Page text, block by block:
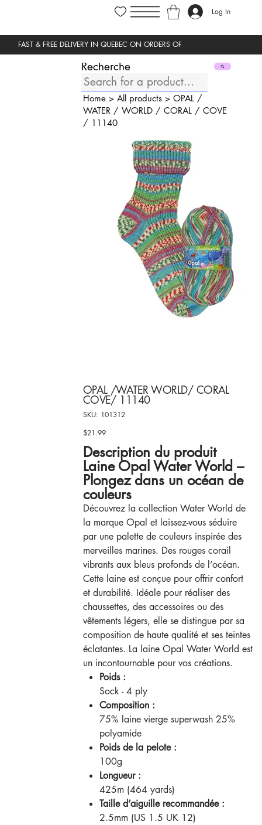
Log In
Recherche
Home> All products> OPAL /
WATER / WORLD / CORAL / COVE
/ 11140
OPAL /WATER WORLD/ CORAL
COVE/ 11140
SKU:
SKU
101312
101312
Price
$21.99
Description du produit
Laine Opal Water World –
Plongez dans un océan de
couleurs
Découvrez la collection Water World de
la marque Opal et laissez-vous séduire
par une palette de couleurs inspirée des
merveilles marines. Des rouges corail
vibrants aux bleus profonds de l’océan.
Cette laine est conçue pour offrir confort
et durabilité. Idéale pour réaliser des
chaussettes, des accessoires ou des
vêtements légers, elle se distingue par sa
composition de haute qualité et ses teintes
éclatantes. La laine Opal Water World est
un incontournable pour vos créations.
Poids :
Sock - 4 ply
Composition :
75% laine vierge superwash 25%
polyamide
Poids de la pelote :
100g
Longueur :
425m (464 yards)
Taille d’aiguille recommandée :
2.5mm (US 1.5 UK 12)